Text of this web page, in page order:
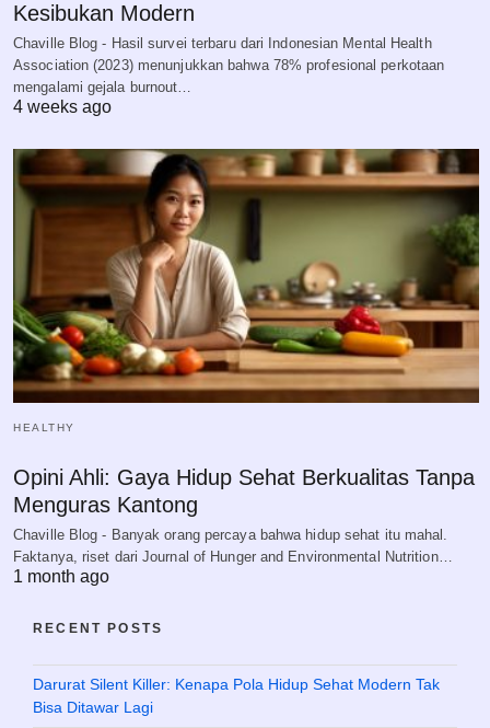
Kesibukan Modern
Chaville Blog - Hasil survei terbaru dari Indonesian Mental Health
Association (2023) menunjukkan bahwa 78% profesional perkotaan
mengalami gejala burnout…
4 weeks ago
HEALTHY
Opini Ahli: Gaya Hidup Sehat Berkualitas Tanpa
Menguras Kantong
Chaville Blog - Banyak orang percaya bahwa hidup sehat itu mahal.
Faktanya, riset dari Journal of Hunger and Environmental Nutrition…
1 month ago
RECENT POSTS
Darurat Silent Killer: Kenapa Pola Hidup Sehat Modern Tak
Bisa Ditawar Lagi